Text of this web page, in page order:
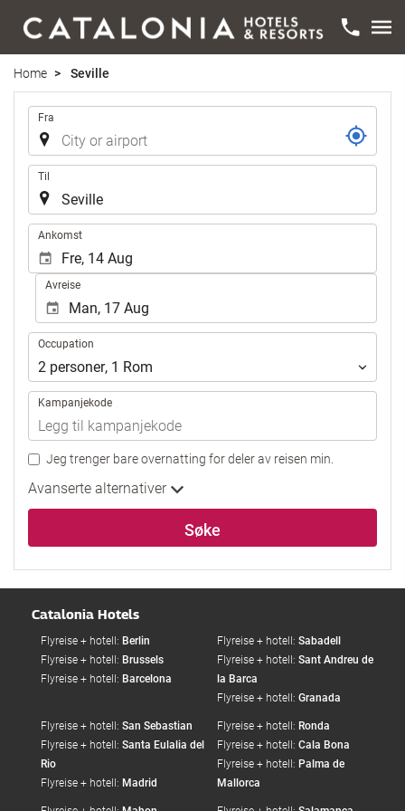
Home Seville
Flyrute
Fra
Til
Ankomst
Avreise
Occupation
Occupation
2 personer, 1 Rom
Kampanjekode
Jeg trenger bare overnatting for deler av reisen min.
Avanserte alternativer
Søke
Catalonia Hotels
Flyreise + hotell: Berlin
Flyreise + hotell: Brussels
Flyreise + hotell: Barcelona
Flyreise + hotell: Sabadell
Flyreise + hotell: Sant Andreu de
la Barca
Flyreise + hotell: Granada
Flyreise + hotell: San Sebastian
Flyreise + hotell: Santa Eulalia del
Rio
Flyreise + hotell: Madrid
Flyreise + hotell: Ronda
Flyreise + hotell: Cala Bona
Flyreise + hotell: Palma de
Mallorca